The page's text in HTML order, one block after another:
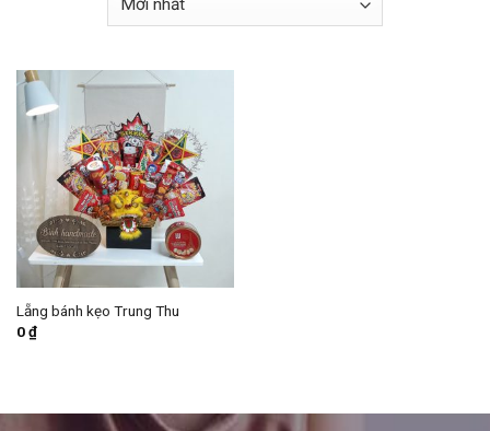
Lẵng bánh kẹo Trung Thu
0₫